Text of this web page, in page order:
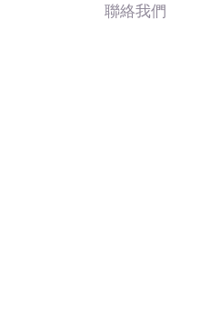
聯絡我們